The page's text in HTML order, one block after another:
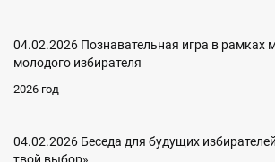
04.02.2026 Познавательная игра в рамках
молодого избирателя
2026 год
04.02.2026 Беседа для будущих